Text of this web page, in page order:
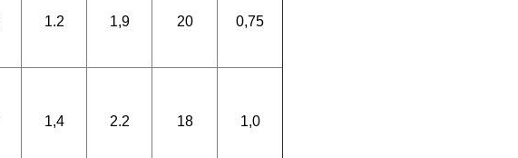
1.2 1,9 20 0,75
1,4 2.2 18 1,0